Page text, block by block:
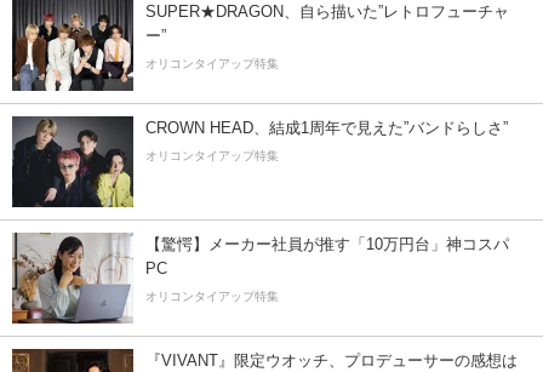
SUPER★DRAGON、自ら描いた”レトロフューチャ
ー”
オリコンタイアップ特集
CROWN HEAD、結成1周年で見えた”バンドらしさ”
オリコンタイアップ特集
【驚愕】メーカー社員が推す「10万円台」神コスパ
PC
オリコンタイアップ特集
『VIVANT』限定ウオッチ、プロデューサーの感想は